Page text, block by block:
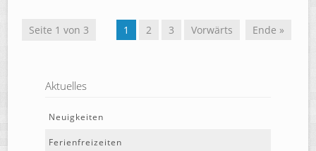
Seite 1 von 3 1 2 3 Vorwärts Ende »
Aktuelles
Neuigkeiten
Ferienfreizeiten